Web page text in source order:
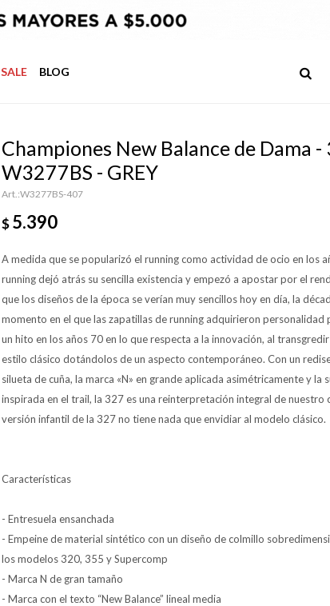
SALE BLOG
Championes New Balance de Dama -
W3277BS - GREY
W3277BS-407
$5.390
A medida que se popularizó el running como actividad de ocio en los
running dejó atrás su sencilla existencia y empezó a apostar por el
que los diseños de la época se verían muy sencillos hoy en día, la
momento en el que las zapatillas de running adquirieron personalidad
un hito en los años 70 en lo que respecta a la innovación, al
estilo clásico dotándolos de un aspecto contemporáneo. Con un
silueta de cuña, la marca «N» en grande aplicada asimétricamente y la
inspirada en el trail, la 327 es una reinterpretación integral de nuestro
versión infantil de la 327 no tiene nada que envidiar al modelo clásico.
Características
- Entresuela ensanchada
- Empeine de material sintético con un diseño de colmillo
los modelos 320, 355 y Supercomp
- Marca N de gran tamaño
- Marca con el texto “New Balance” lineal media